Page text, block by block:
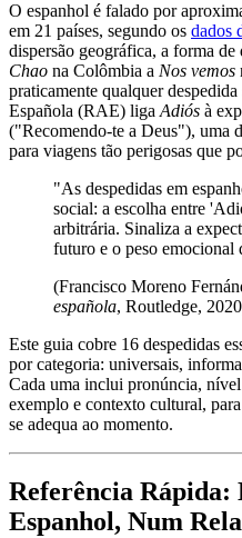
O espanhol é falado por
em 21 países, segundo os dados
dispersão geográfica, a forma
Chao na Colômbia a Nos vemos
praticamente qualquer
Española (RAE) ligaAdiós à
("Recomendo-te a Deus"), uma
para viagens tão perigosas que
"As despedidas em
social: a escolha entre
arbitrária. Sinaliza a
futuro e o peso emocional
(Francisco Moreno
española, Routledge,
Este guia cobre 16 despedidas
por categoria: universais,
Cada uma inclui pronúncia,
exemplo e contexto cultural,
se adequa ao momento.
Referência Rápida:
Espanhol, Num